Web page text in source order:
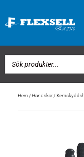
Hem/Handskar/